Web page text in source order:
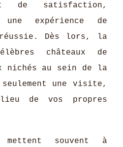
de satisfaction,
expérience de
Dès lors, la
châteaux de
nichés au sein de la
une visite,
de vos propres
mettent souvent à